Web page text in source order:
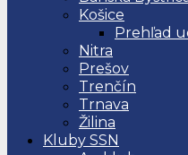
Košice
Prehľad
Nitra
Prešov
Trenčín
Trnava
Žilina
Kluby SSN